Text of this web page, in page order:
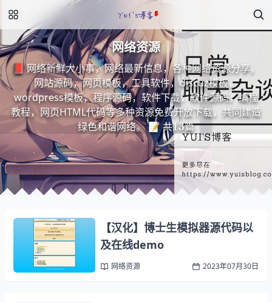
网络资源
📕 网络新鲜大小事，网络最新信息，各种网络资源分享，
网站源码，网页模板，工具软件，discuz模板，
wordpress模板，程序源码，软件下载，软件源码，编程
教程，网页HTML代码等多种资源免费开放下载，共同建造
绿色和谐网络。 📝 共
13
篇
【汉化】博士生模拟器源代码以
及在线demo
网络资源 2023年07月30日